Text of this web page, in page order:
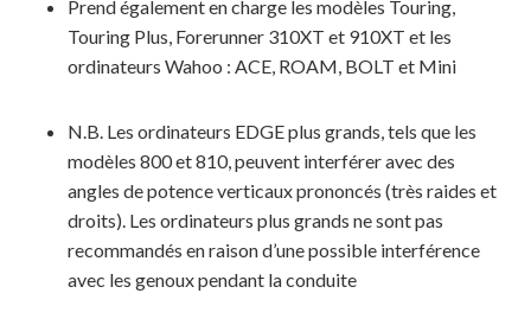
Votre panier est vide.
MAGASINER EN LIGNE
Prend également en charge les modèles Touring,
Touring Plus, Forerunner 310XT et 910XT et les
ordinateurs Wahoo : ACE, ROAM, BOLT et Mini
N.B. Les ordinateurs EDGE plus grands, tels que les
modèles 800 et 810, peuvent interférer avec des
angles de potence verticaux prononcés (très raides et
droits). Les ordinateurs plus grands ne sont pas
recommandés en raison d’une possible interférence
avec les genoux pendant la conduite